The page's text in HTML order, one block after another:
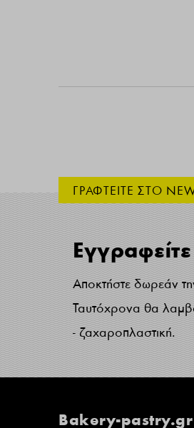
ΓΡΑΦΤΕΙΤΕ ΣΤΟ
Αποκτήστε δωρεάν
Ταυτόχρονα θα
- ζαχαροπλαστική.
Bakery-pastry.gr